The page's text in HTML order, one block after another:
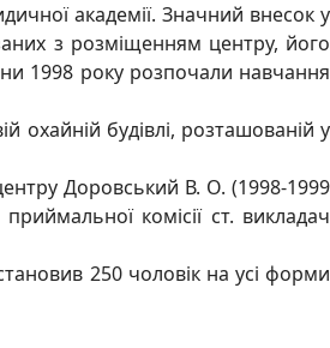
академії. Значний внесок у
з розміщенням центру, його
1998 року розпочали навчання
охайній будівлі, розташованій у
Доровський В. О. (1998-1999
комісії ст. викладач
250 чоловік на усі форми